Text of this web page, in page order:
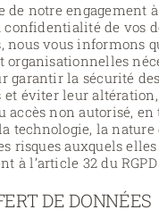
de notre engagement
confidentialité de vos
nous vous informons
organisationnelles
garantir la sécurité
et éviter leur altération,
accès non autorisé,
technologie, la nature
risques auxquels
à l’article 32 du RGPD
DE DONNÉES